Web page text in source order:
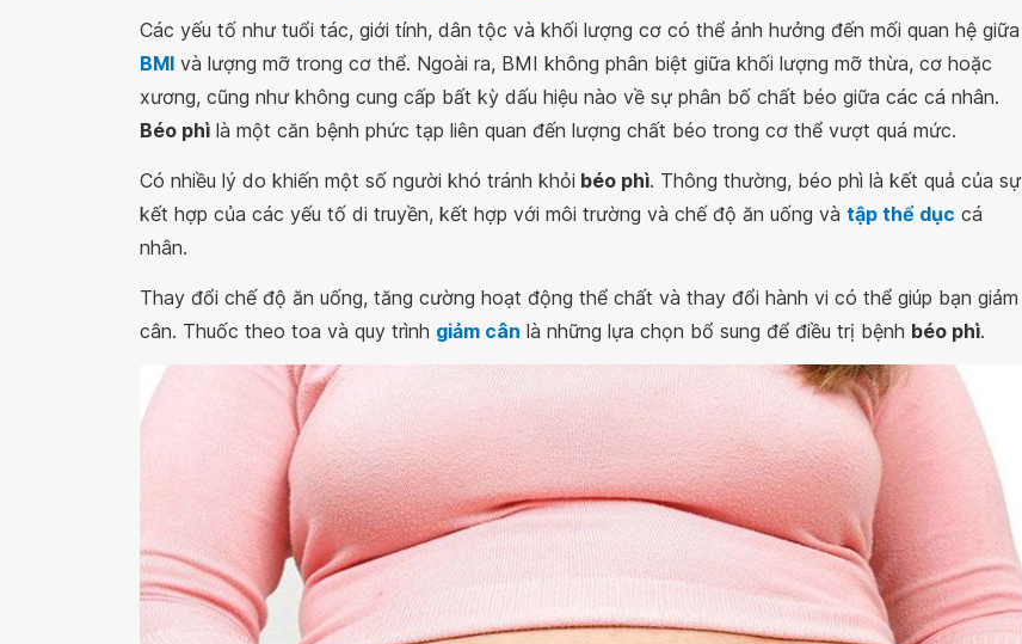
Các yếu tố như tuổi tác, giới tính, dân tộc và khối lượng cơ có thể ảnh hưởng đến mối quan hệ giữa
BMI và lượng mỡ trong cơ thể. Ngoài ra, BMI không phân biệt giữa khối lượng mỡ thừa, cơ hoặc
xương, cũng như không cung cấp bất kỳ dấu hiệu nào về sự phân bố chất béo giữa các cá nhân.
Béo phì là một căn bệnh phức tạp liên quan đến lượng chất béo trong cơ thể vượt quá mức.
Có nhiều lý do khiến một số người khó tránh khỏi béo phì. Thông thường, béo phì là kết quả của sự
kết hợp của các yếu tố di truyền, kết hợp với môi trường và chế độ ăn uống và tập thể dục cá
nhân.
Thay đổi chế độ ăn uống, tăng cường hoạt động thể chất và thay đổi hành vi có thể giúp bạn giảm
cân. Thuốc theo toa và quy trình giảm cân là những lựa chọn bổ sung để điều trị bệnh béo phì.